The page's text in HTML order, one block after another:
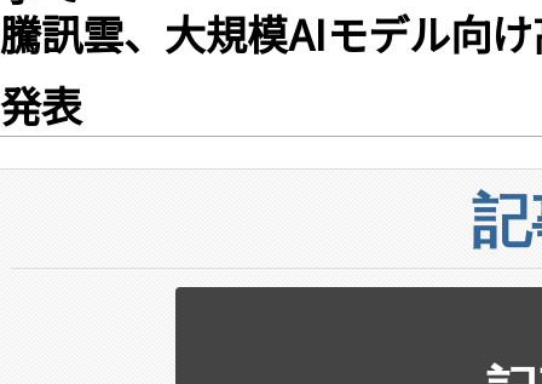
騰訊雲、大規模AIモデル向
発表